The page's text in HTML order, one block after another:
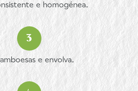
e homogénea.
e envolva.